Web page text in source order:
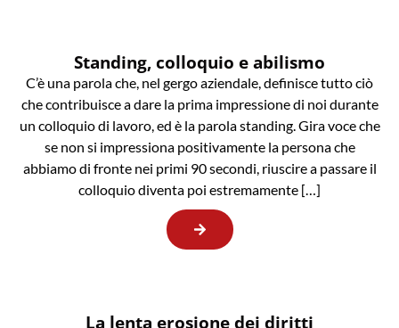
Standing, colloquio e abilismo
C’è una parola che, nel gergo aziendale, definisce tutto ciò
che contribuisce a dare la prima impressione di noi durante
un colloquio di lavoro, ed è la parola standing. Gira voce che
se non si impressiona positivamente la persona che
abbiamo di fronte nei primi 90 secondi, riuscire a passare il
colloquio diventa poi estremamente […]
La lenta erosione dei diritti